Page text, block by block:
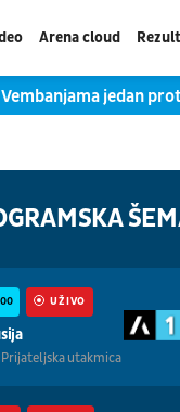
Arena cloud
jedan
UŽIVO
Prijateljska utakmica